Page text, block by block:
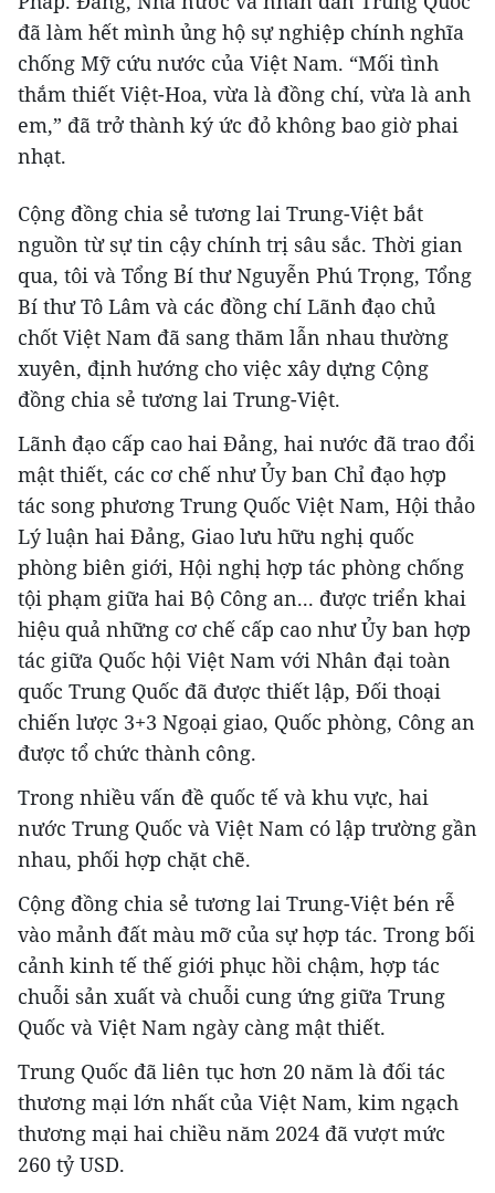
đã làm hết mình ủng hộ sự nghiệp chính nghĩa
chống Mỹ cứu nước của Việt Nam. “Mối tình
thắm thiết Việt-Hoa, vừa là đồng chí, vừa là anh
em,” đã trở thành ký ức đỏ không bao giờ phai
nhạt.
Cộng đồng chia sẻ tương lai Trung-Việt bắt
nguồn từ sự tin cậy chính trị sâu sắc. Thời gian
qua, tôi và Tổng Bí thư Nguyễn Phú Trọng, Tổng
Bí thư Tô Lâm và các đồng chí Lãnh đạo chủ
chốt Việt Nam đã sang thăm lẫn nhau thường
xuyên, định hướng cho việc xây dựng Cộng
đồng chia sẻ tương lai Trung-Việt.
Lãnh đạo cấp cao hai Đảng, hai nước đã trao đổi
mật thiết, các cơ chế như Ủy ban Chỉ đạo hợp
tác song phương Trung Quốc Việt Nam, Hội thảo
Lý luận hai Đảng, Giao lưu hữu nghị quốc
phòng biên giới, Hội nghị hợp tác phòng chống
tội phạm giữa hai Bộ Công an... được triển khai
hiệu quả những cơ chế cấp cao như Ủy ban hợp
tác giữa Quốc hội Việt Nam với Nhân đại toàn
quốc Trung Quốc đã được thiết lập, Đối thoại
chiến lược 3+3 Ngoại giao, Quốc phòng, Công an
được tổ chức thành công.
Trong nhiều vấn đề quốc tế và khu vực, hai
nước Trung Quốc và Việt Nam có lập trường gần
nhau, phối hợp chặt chẽ.
Cộng đồng chia sẻ tương lai Trung-Việt bén rễ
vào mảnh đất màu mỡ của sự hợp tác. Trong bối
cảnh kinh tế thế giới phục hồi chậm, hợp tác
chuỗi sản xuất và chuỗi cung ứng giữa Trung
Quốc và Việt Nam ngày càng mật thiết.
Trung Quốc đã liên tục hơn 20 năm là đối tác
thương mại lớn nhất của Việt Nam, kim ngạch
thương mại hai chiều năm 2024 đã vượt mức
260 tỷ USD.